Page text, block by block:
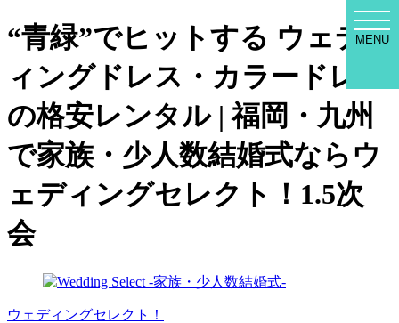
“青緑”でヒットする ウェデ
ィングドレス・カラードレス
の格安レンタル | 福岡・九州
で家族・少人数結婚式ならウ
ェディングセレクト！1.5次
会
ウェディングセレクト！
MENU